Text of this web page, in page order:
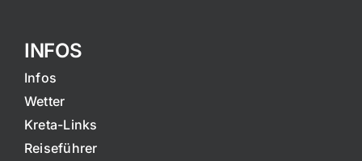
INFOS
Infos
Wetter
Kreta-Links
Reiseführer